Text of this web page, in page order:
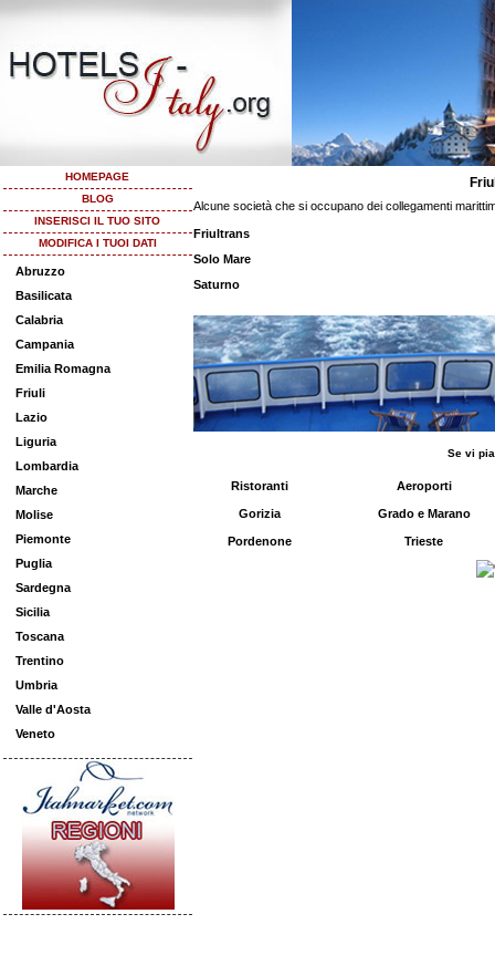
HOMEPAGE
BLOG
INSERISCI IL TUO SITO
MODIFICA I TUOI DATI
Abruzzo
Basilicata
Calabria
Campania
Emilia Romagna
Friuli
Lazio
Liguria
Lombardia
Marche
Molise
Piemonte
Puglia
Sardegna
Sicilia
Toscana
Trentino
Umbria
Valle d'Aosta
Veneto
Alcune società che si occupano dei collegamenti
Friultrans
Solo Mare
Saturno
Se vi
Ristoranti Aeroporti
Gorizia Grado e Marano
Pordenone Trieste